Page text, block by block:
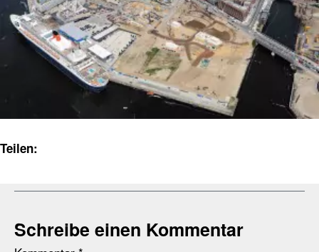
Teilen:
Schreibe einen Kommentar